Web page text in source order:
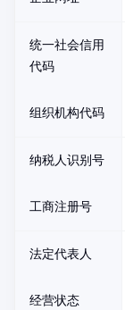
统一社会信用
代码
组织机构代码
纳税人识别号
工商注册号
法定代表人
经营状态